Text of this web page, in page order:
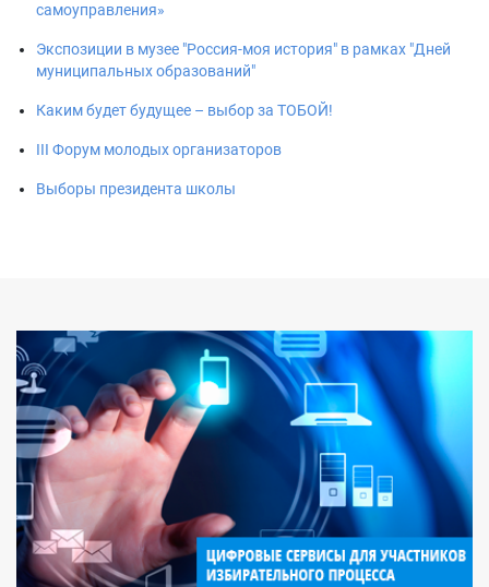
самоуправления»
Экспозиции в музее "Россия-моя история" в рамках "Дней
муниципальных образований"
Каким будет будущее – выбор за ТОБОЙ!
III Форум молодых организаторов
Выборы президента школы